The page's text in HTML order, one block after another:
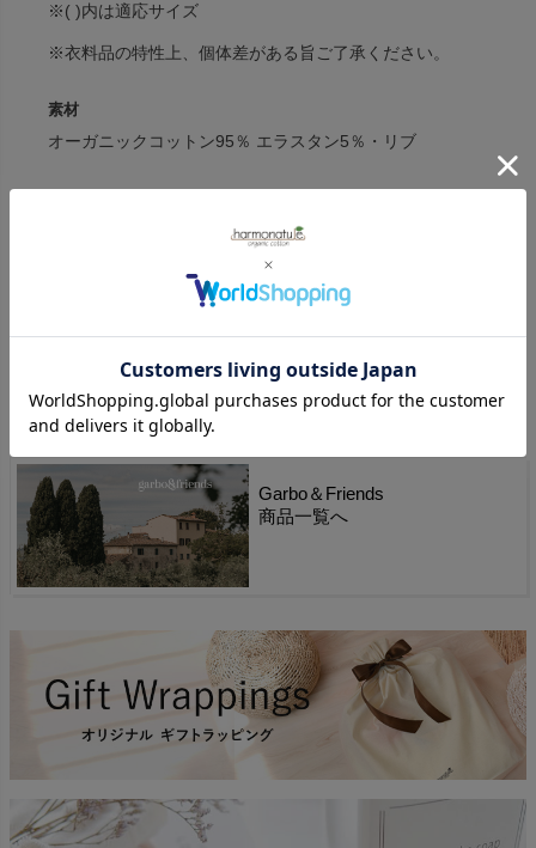
※( )内は適応サイズ
※衣料品の特性上、個体差がある旨ご了承ください。
素材
オーガニックコットン95％ エラスタン5％・リブ
RoyalCress(クリーム/花柄)・PruneGreen(くすみグリーン/プ
Garbo＆Friends
商品一覧へ